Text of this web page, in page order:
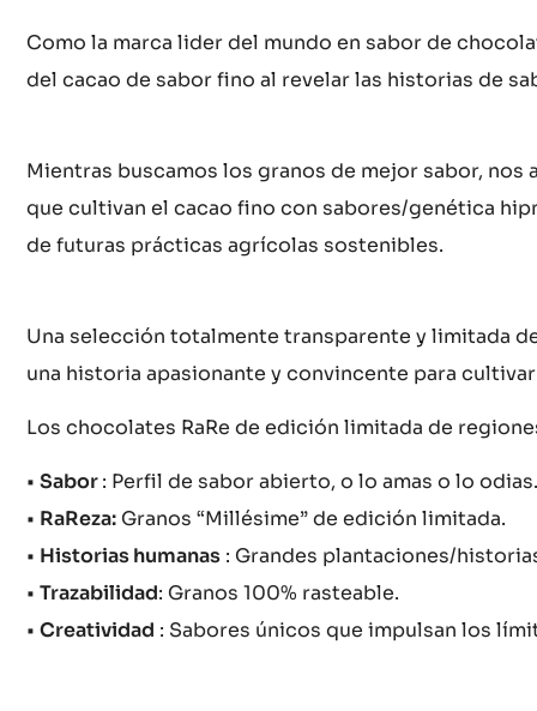
Como la marca lider del mundo en sabor de
del cacao de sabor fino al revelar las historias de
Mientras buscamos los granos de mejor sabor,
que cultivan el cacao fino con sabores/genética
de futuras prácticas agrícolas sostenibles.
Una selección totalmente transparente y limitada
una historia apasionante y convincente para
Los chocolates RaRe de edición limitada de
• Sabor: Perfil de sabor abierto, o lo amas o lo odias.
• RaReza: Granos “Millésime” de edición limitada.
• Historias humanas : Grandes plantaciones/
• Trazabilidad: Granos 100% rasteable.
• Creatividad : Sabores únicos que impulsan los